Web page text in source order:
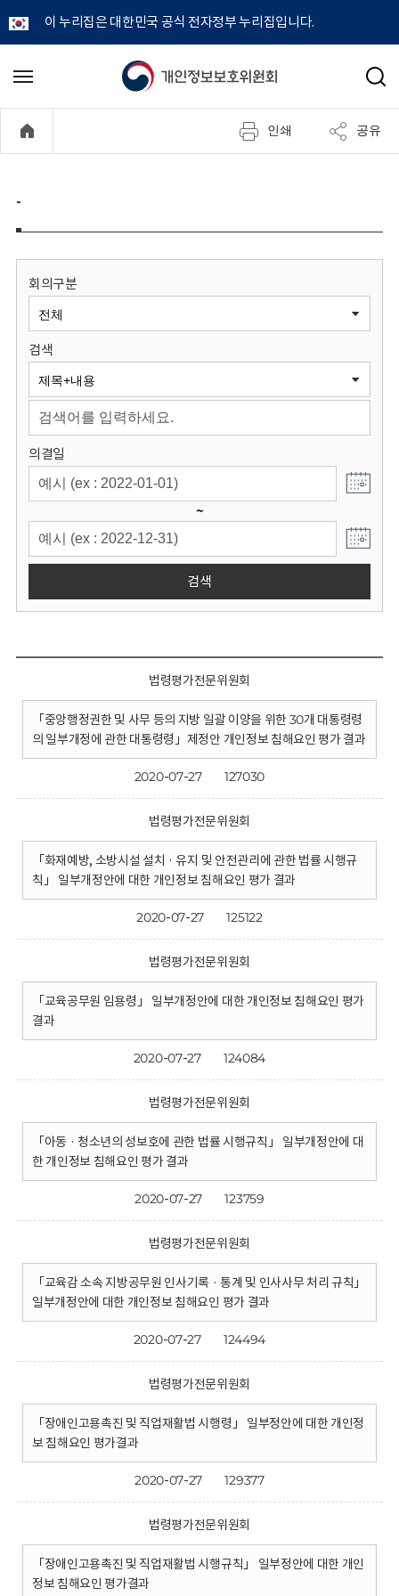
이 누리집은 대한민국 공식 전자정부 누리집입니다.
개
정
보
원
회
메
기
검
인쇄 공유
-
회의구분
검색
의결일
~
검색
법령평가전문위원회
「중앙행정권한 및 사무 등의 지방 일괄 이양을 위한 30개 대통령령
의 일부개정에 관한 대통령령」제정안 개인정보 침해요인 평가 결과
2020-07-27 127030
법령평가전문위원회
「화재예방, 소방시설 설치 · 유지 및 안전관리에 관한 법률 시행규
칙」 일부개정안에 대한 개인정보 침해요인 평가 결과
2020-07-27 125122
법령평가전문위원회
「교육공무원 임용령」 일부개정안에 대한 개인정보 침해요인 평가
결과
2020-07-27 124084
법령평가전문위원회
「아동 · 청소년의 성보호에 관한 법률 시행규칙」 일부개정안에 대
한 개인정보 침해요인 평가 결과
2020-07-27 123759
법령평가전문위원회
「교육감 소속 지방공무원 인사기록 · 통계 및 인사사무 처리 규칙」
일부개정안에 대한 개인정보 침해요인 평가 결과
2020-07-27 124494
법령평가전문위원회
「장애인고용촉진 및 직업재활법 시행령」 일부정안에 대한 개인정
보 침해요인 평가결과
2020-07-27 129377
법령평가전문위원회
「장애인고용촉진 및 직업재활법 시행규칙」 일부정안에 대한 개인
정보 침해요인 평가결과